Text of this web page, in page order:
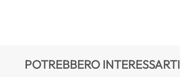
POTREBBERO INTERESSARTI